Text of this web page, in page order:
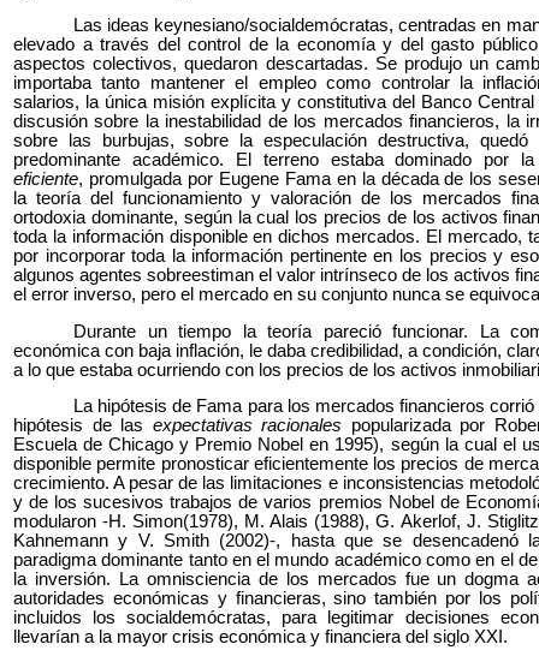
Las ideas keynesiano/socialdemócratas, centradas en
elevado a través del control de la economía y del gasto
aspectos colectivos, quedaron descartadas. Se produjo un
importaba tanto mantener el empleo como controlar la
salarios, la única misión explícita y constitutiva del Banco
discusión sobre la inestabilidad de los mercados financieros, la
sobre las burbujas, sobre la especulación destructiva, quedó
predominante académico. El terreno estaba dominado por
eficiente, promulgada por Eugene Fama en la década de los
la teoría del funcionamiento y valoración de los mercados
ortodoxia dominante, según la cual los precios de los activos
toda la información disponible en dichos mercados. El mercado,
por incorporar toda la información pertinente en los precios y
algunos agentes sobreestiman el valor intrínseco de los activos
el error inverso, pero el mercado en su conjunto nunca se
Durante un tiempo la teoría pareció funcionar. La
económica con baja inflación, le daba credibilidad, a condición,
a lo que estaba ocurriendo con los precios de los activos
La hipótesis de Fama para los mercados financieros
hipótesis de las expectativas racionales popularizada por
Escuela de Chicago y Premio Nobel en 1995), según la cual el
disponible permite pronosticar eficientemente los precios de
crecimiento. A pesar de las limitaciones e inconsistencias
y de los sucesivos trabajos de varios premios Nobel de
modularon -H. Simon(1978), M. Alais (1988), G. Akerlof, J.
Kahnemann y V. Smith (2002)-, hasta que se desencadenó
paradigma dominante tanto en el mundo académico como en el
la inversión. La omnisciencia de los mercados fue un dogma
autoridades económicas y financieras, sino también por los
incluidos los socialdemócratas, para legitimar decisiones
llevarían a la mayor crisis económica y financiera del siglo XXI.